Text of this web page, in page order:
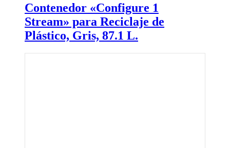
Contenedor «Configure 1
Stream» para Reciclaje de
Plástico, Gris, 87.1 L.